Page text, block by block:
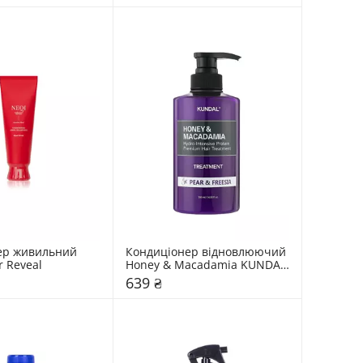
живильний
Reveal
Кондиціонер відновлюючий
Honey & Macadamia KUNDAL
"Pear & Freesia"
639 ₴